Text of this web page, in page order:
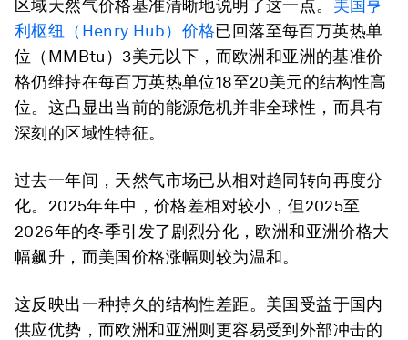
区域天然气价格基准清晰地说明了这一点。 美国亨
利枢纽（Henry Hub）价格已回落至每百万英热单
位（MMBtu）3美元以下，而欧洲和亚洲的基准价
格仍维持在每百万英热单位18至20美元的结构性高
位。这凸显出当前的能源危机并非全球性，而具有
深刻的区域性特征。
过去一年间，天然气市场已从相对趋同转向再度分
化。2025年年中，价格差相对较小，但2025至
2026年的冬季引发了剧烈分化，欧洲和亚洲价格大
幅飙升，而美国价格涨幅则较为温和。
这反映出一种持久的结构性差距。美国受益于国内
供应优势，而欧洲和亚洲则更容易受到外部冲击的